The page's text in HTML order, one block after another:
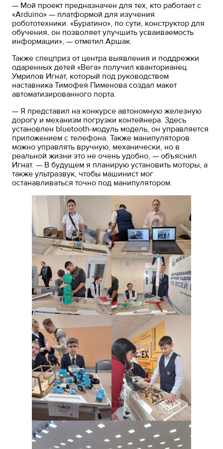
— Мой проект предназначен для тех, кто работает с
«Arduino» — платформой для изучения
робототехники. «Буратино», по сути, конструктор для
обучения, он позволяет улучшить усваиваемость
информации», — отметил Аршак.
Также спецприз от центра выявления и поддрежки
одаренных детей «Вега» получил кванторианец
Умрилов Игнат, который под руководством
наставника Тимофея Пименова создал макет
автоматизированного порта.
— Я представил на конкурсе автономную железную
дорогу и механизм погрузки контейнера. Здесь
установлен bluetooth-модуль модель, он управляется
приложением с телефона. Также манипуляторов
можно управлять вручную, механически, но в
реальной жизни это не очень удобно, — объяснил
Игнат. — В будущем я планирую установить моторы, а
также ультразвук, чтобы машинист мог
останавливаться точно под манипулятором.